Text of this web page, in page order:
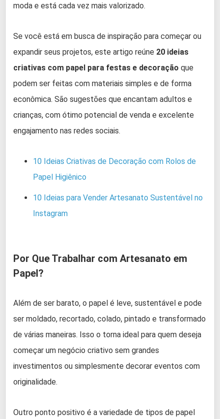
moda e está cada vez mais valorizado.
Se você está em busca de inspiração para começar ou
expandir seus projetos, este artigo reúne 20 ideias
criativas com papel para festas e decoração que
podem ser feitas com materiais simples e de forma
econômica. São sugestões que encantam adultos e
crianças, com ótimo potencial de venda e excelente
engajamento nas redes sociais.
10 Ideias Criativas de Decoração com Rolos de
Papel Higiênico
10 Ideias para Vender Artesanato Sustentável no
Instagram
Por Que Trabalhar com Artesanato em
Papel?
Além de ser barato, o papel é leve, sustentável e pode
ser moldado, recortado, colado, pintado e transformado
de várias maneiras. Isso o torna ideal para quem deseja
começar um negócio criativo sem grandes
investimentos ou simplesmente decorar eventos com
originalidade.
Outro ponto positivo é a variedade de tipos de papel